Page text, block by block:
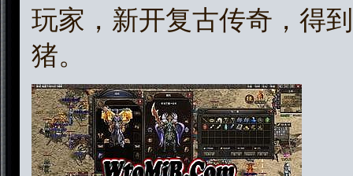
玩家，新开复古传奇，得
猪。